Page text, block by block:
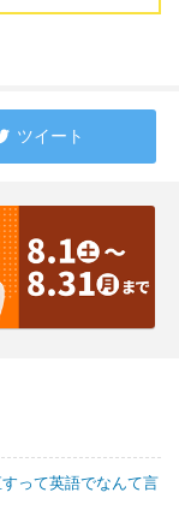
ツイート
って英語でなんて言